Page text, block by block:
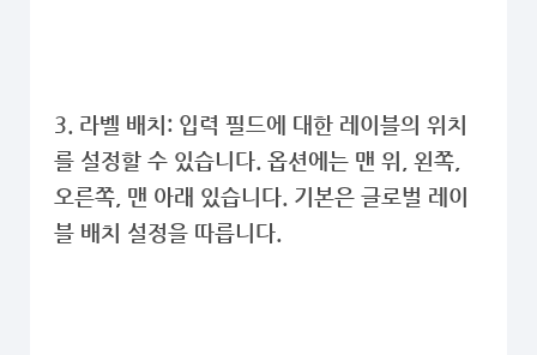
3. 라벨 배치: 입력 필드에 대한 레이블의 위치
를 설정할 수 있습니다. 옵션에는 맨 위, 왼쪽,
오른쪽, 맨 아래 있습니다. 기본은 글로벌 레이
블 배치 설정을 따릅니다.